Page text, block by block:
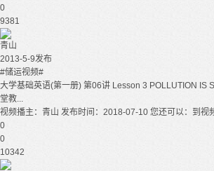
0
9381
青山
2013-5-9发布
#储运视频#
大学基础英语(第一册) 第06讲 Lesson 3 POLLUTION IS
堂教...
视频播主：青山 发布时间：2018-07-10 您还可以：到视
0
0
10342